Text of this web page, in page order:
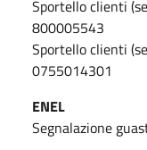
Sportello clienti
800005543
Sportello clienti
0755014301
ENEL
Segnalazione